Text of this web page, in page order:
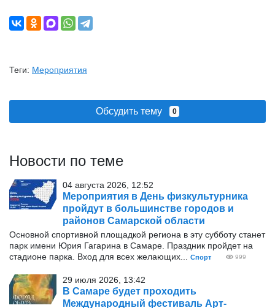
Теги: Мероприятия
Обсудить тему 0
Новости по теме
04 августа 2026, 12:52
Мероприятия в День физкультурника
пройдут в большинстве городов и
районов Самарской области
Основной спортивной площадкой региона в эту субботу станет
парк имени Юрия Гагарина в Самаре. Праздник пройдет на
стадионе парка. Вход для всех желающих...
Спорт 999
29 июля 2026, 13:42
В Самаре будет проходить
Международный фестиваль Арт-